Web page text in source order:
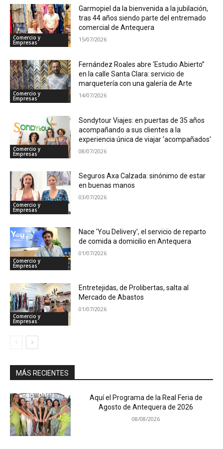
Comercio y
Empresas
Garmopiel da la bienvenida a la jubilación,
tras 44 años siendo parte del entremado
comercial de Antequera
15/07/2026
Comercio y
Empresas
Fernández Roales abre ‘Estudio Abierto”
en la calle Santa Clara: servicio de
marquetería con una galería de Arte
14/07/2026
Comercio y
Empresas
Sondytour Viajes: en puertas de 35 años
acompañando a sus clientes a la
experiencia única de viajar ‘acompañados’
08/07/2026
Comercio y
Empresas
Seguros Axa Calzada: sinónimo de estar
en buenas manos
03/07/2026
Comercio y
Empresas
Nace ‘You Delivery’, el servicio de reparto
de comida a domicilio en Antequera
01/07/2026
Comercio y
Empresas
Entretejidas, de Prolibertas, salta al
Mercado de Abastos
01/07/2026
MÁS RECIENTES
Aquí el Programa de la Real Feria de
Agosto de Antequera de 2026
08/08/2026